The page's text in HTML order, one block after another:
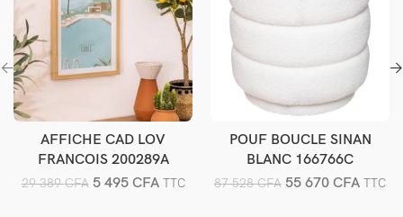
Ajouter au panier
AFFICHE CAD LOV
FRANCOIS 200289A
29 389CFA 5 495 CFA TTC
Ajouter au panier
POUF BOUCLE SINAN
BLANC 166766C
87 528CFA 55 670 CFA TTC